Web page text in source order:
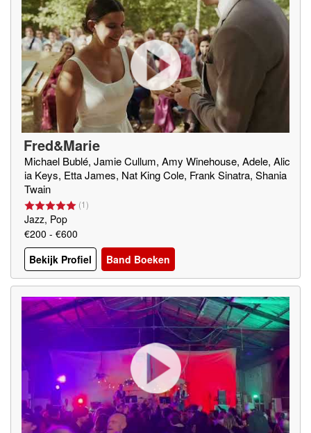
Fred&Marie
Michael Bublé, Jamie Cullum, Amy Winehouse, Adele, Alic
ia Keys, Etta James, Nat King Cole, Frank Sinatra, Shania
Twain
(1)
Jazz, Pop
€200 - €600
Bekijk Profiel
Band Boeken